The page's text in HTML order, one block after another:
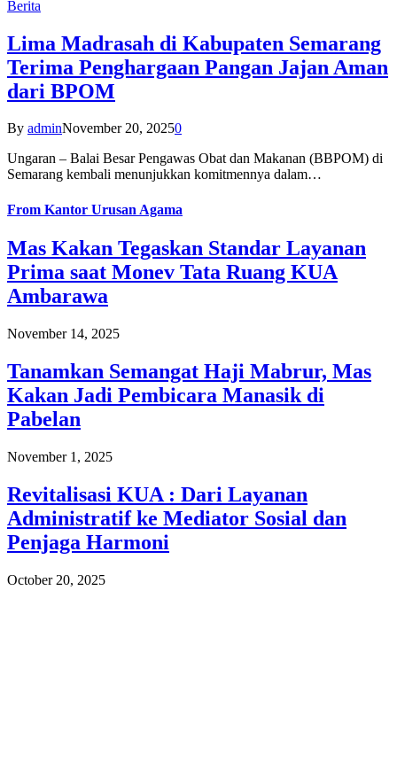
Berita
Lima Madrasah di Kabupaten Semarang
Terima Penghargaan Pangan Jajan Aman
dari BPOM
By adminNovember 20, 20250
Ungaran – Balai Besar Pengawas Obat dan Makanan (BBPOM) di
Semarang kembali menunjukkan komitmennya dalam…
From Kantor Urusan Agama
Mas Kakan Tegaskan Standar Layanan
Prima saat Monev Tata Ruang KUA
Ambarawa
November 14, 2025
Tanamkan Semangat Haji Mabrur, Mas
Kakan Jadi Pembicara Manasik di
Pabelan
November 1, 2025
Revitalisasi KUA : Dari Layanan
Administratif ke Mediator Sosial dan
Penjaga Harmoni
October 20, 2025